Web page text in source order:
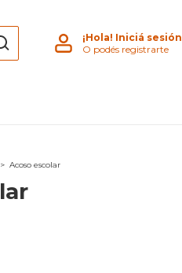
¡Hola! Iniciá sesión
O podés registrarte
> Acoso escolar